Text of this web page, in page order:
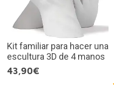
Kit familiar para hacer una
escultura 3D de 4 manos
43,90€